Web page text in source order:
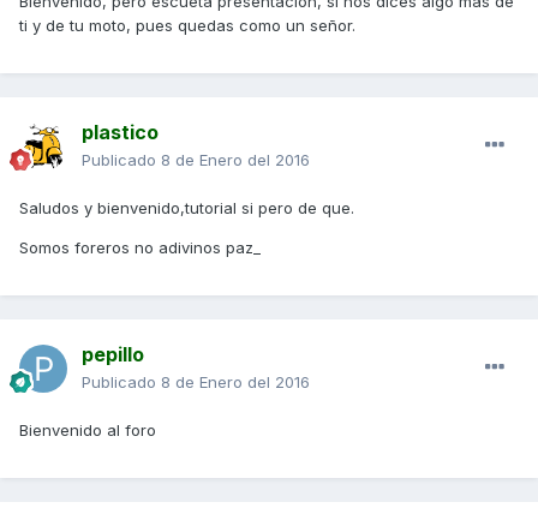
ti y de tu moto, pues quedas como un señor.
plastico
Publicado 8 de Enero del 2016
Saludos y bienvenido,tutorial si pero de que.
Somos foreros no adivinos paz_
pepillo
Publicado 8 de Enero del 2016
Bienvenido al foro